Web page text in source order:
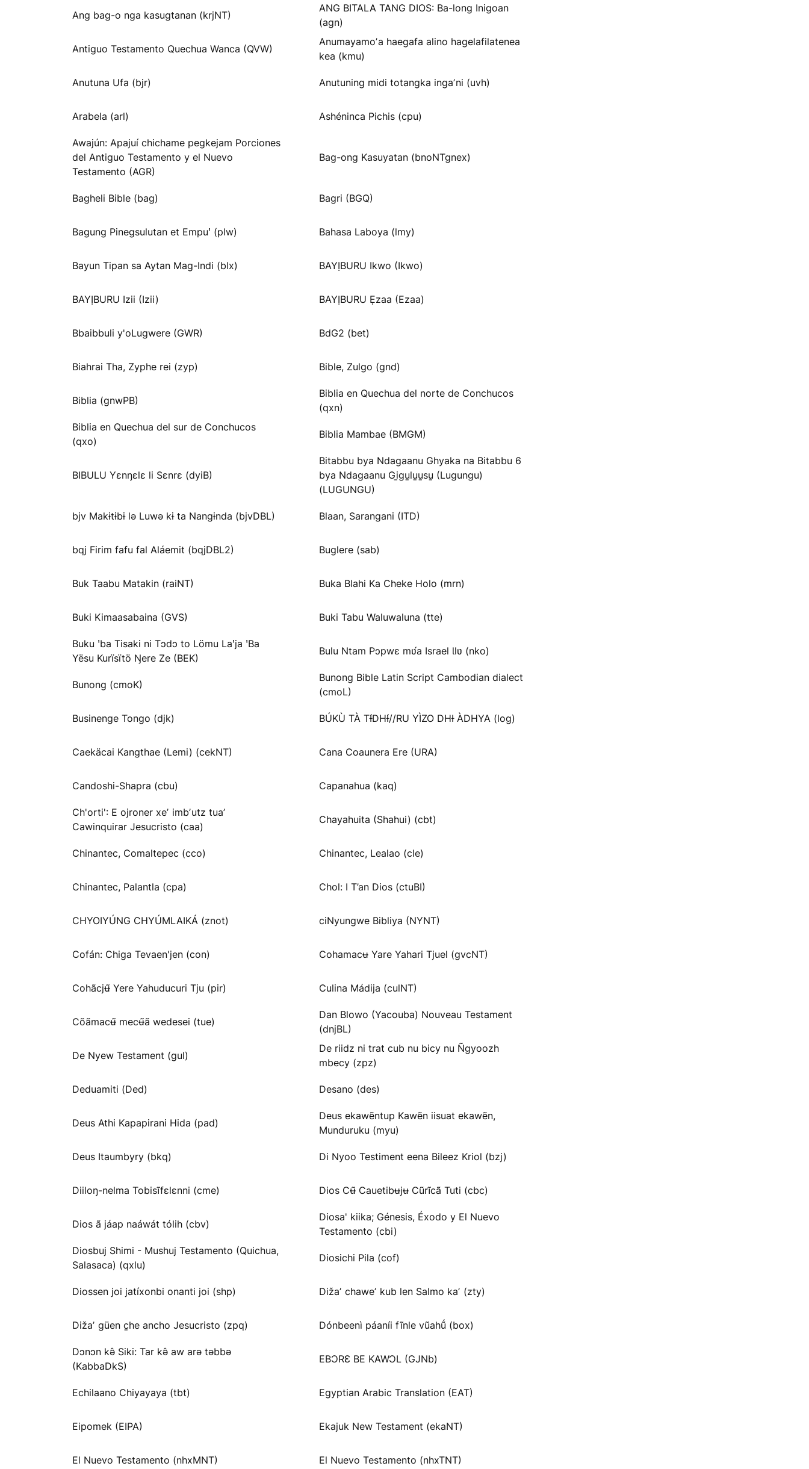
Ang bag-o nga kasugtanan (krjNT)
ANG BITALA TANG DIOS: Ba-long Inigoan
(agn)
Antiguo Testamento Quechua Wanca (QVW)
Anumayamoʼa haegafa alino hagelafilatenea
kea (kmu)
Anutuna Ufa (bjr) Anutuning midi totangka ingaʼni (uvh)
Arabela (arl) Ashéninca Pichis (cpu)
Awajún: Apajuí chichame pegkejam Porciones
del Antiguo Testamento y el Nuevo
Testamento (AGR)
Bag-ong Kasuyatan (bnoNTgnex)
Bagheli Bible (bag) Bagri (BGQ)
Bagung Pinegsulutan et Empuꞌ (plw) Bahasa Laboya (lmy)
Bayun Tipan sa Aytan Mag-Indi (blx) BAYỊBURU Ikwo (Ikwo)
BAYỊBURU Izii (Izii) BAYỊBURU Ẹzaa (Ezaa)
Bbaibbuli y'oLugwere (GWR) BdG2 (bet)
Biahrai Tha, Zyphe rei (zyp) Bible, Zulgo (gnd)
Biblia (gnwPB)
Biblia en Quechua del norte de Conchucos
(qxn)
Biblia en Quechua del sur de Conchucos
(qxo)
Biblia Mambae (BMGM)
BIBULU Yɛnŋɛlɛ li Sɛnrɛ (dyiB)
Bitabbu bya Ndagaanu Ghyaka na Bitabbu 6
bya Ndagaanu Gi̱gu̱lu̱u̱su̱ (Lugungu)
(LUGUNGU)
bjv Makɨtɨbɨ lə Luwə kɨ ta Nangɨnda (bjvDBL) Blaan, Sarangani (ITD)
bqj Firim fafu fal Aláemit (bqjDBL2) Buglere (sab)
Buk Taabu Matakin (raiNT) Buka Blahi Ka Cheke Holo (mrn)
Buki Kimaasabaina (GVS) Buki Tabu Waluwaluna (tte)
Buku ꞌba Tisaki ni Tɔdɔ to Lömu Laꞌja ꞌBa
Yësu Kurïsïtö Ŋere Ze (BEK)
Bulu Ntam Pɔpwɛ mʋ́a Israel Ɩlʋ (nko)
Bunong (cmoK)
Bunong Bible Latin Script Cambodian dialect
(cmoL)
Businenge Tongo (djk) BÚKÙ TÀ TƗ́DHƗ́//RU YÌZO DHƗ ÀDHYA (log)
Caekäcai Kangthae (Lemi) (cekNT) Cana Coaunera Ere (URA)
Candoshi-Shapra (cbu) Capanahua (kaq)
Ch'orti': E ojroner xeʼ imbʼutz tuaʼ
Cawinquirar Jesucristo (caa)
Chayahuita (Shahui) (cbt)
Chinantec, Comaltepec (cco) Chinantec, Lealao (cle)
Chinantec, Palantla (cpa) Chol: I T’an Dios (ctuBI)
CHYOIYÚNG CHYÚMLAIKÁ (znot) ciNyungwe Bibliya (NYNT)
Cofán: Chiga Tevaen'jen (con) Cohamacʉ Yare Yahari Tjuel (gvcNT)
Cohãcjʉ̃ Yere Yahuducuri Tju (pir) Culina Mádija (culNT)
Cõãmacʉ̃ mecʉ̃ã wedesei (tue)
Dan Blowo (Yacouba) Nouveau Testament
(dnjBL)
De Nyew Testament (gul)
De riidz ni trat cub nu bicy nu Ñgyoozh
mbecy (zpz)
Deduamiti (Ded) Desano (des)
Deus Athi Kapapirani Hida (pad)
Deus ekawẽntup Kawẽn iisuat ekawẽn,
Munduruku (myu)
Deus Itaumbyry (bkq) Di Nyoo Testiment eena Bileez Kriol (bzj)
Diiloŋ-nelma Tobisĩfɛlɛnni (cme) Dios Cʉ̃ Cauetibʉjʉ Cũrĩcã Tuti (cbc)
Dios ã jáap naáwát tólih (cbv)
Diosa' kiika; Génesis, Éxodo y El Nuevo
Testamento (cbi)
Diosbuj Shimi - Mushuj Testamento (Quichua,
Salasaca) (qxlu)
Diosichi Pila (cof)
Diossen joi jatíxonbi onanti joi (shp) Dižaʼ chaweʼ kub len Salmo kaʼ (zty)
Dižaʼ güen c̱he ancho Jesucristo (zpq) Dónbeenì páaníi fĩnle vũahṹ (box)
Dɔnɔn kə̂ Siki: Tar kə̂ aw arə təbbə
(KabbaDkS)
EBƆRƐ BE KAWƆL (GJNb)
Echilaano Chiyayaya (tbt) Egyptian Arabic Translation (EAT)
Eipomek (EIPA) Ekajuk New Testament (ekaNT)
El Nuevo Testamento (nhxMNT) El Nuevo Testamento (nhxTNT)